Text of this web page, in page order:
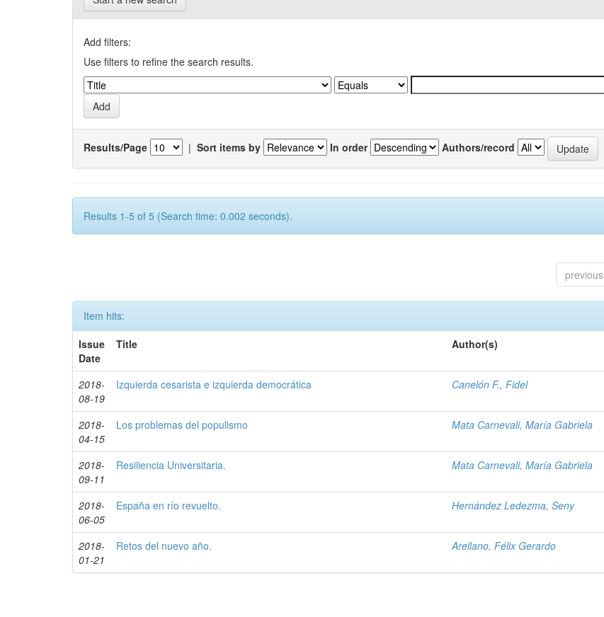
Add filters:
Use filters to refine the search results.
Results/Page | Sort items by In order Authors/record
Results 1-5 of 5 (Search time: 0.002 seconds).
previous
Item hits:
Issue
Date
Title Author(s)
2018-
08-19
Izquierda cesarista e izquierda democrática Canelón F., Fidel
2018-
04-15
Los problemas del populismo Mata Carnevali, María Gabriela
2018-
09-11
Resiliencia Universitaria. Mata Carnevali, María Gabriela
2018-
06-05
España en río revuelto. Hernández Ledezma, Seny
2018-
01-21
Retos del nuevo año. Arellano, Félix Gerardo